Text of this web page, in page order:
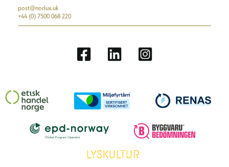
post@norlux.uk
+44 (0) 7500 068 220